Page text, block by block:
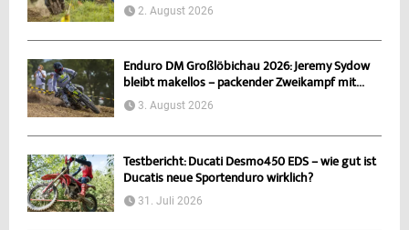
2. August 2026
Enduro DM Großlöbichau 2026: Jeremy Sydow
bleibt makellos – packender Zweikampf mit...
3. August 2026
Testbericht: Ducati Desmo450 EDS – wie gut ist
Ducatis neue Sportenduro wirklich?
31. Juli 2026